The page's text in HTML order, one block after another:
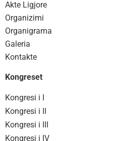
Akte Ligjore
Organizimi
Organigrama
Galeria
Kontakte
Kongreset
Kongresi i I
Kongresi i II
Kongresi i III
Kongresi i IV